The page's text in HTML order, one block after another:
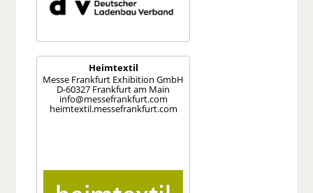
Heimtextil
Messe Frankfurt Exhibition GmbH
D-60327 Frankfurt am Main
info@messefrankfurt.com
heimtextil.messefrankfurt.com